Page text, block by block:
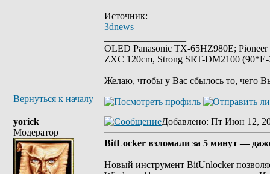
Источник:
3dnews
OLED Panasonic TX-65HZ980E;
ZXC 120cm, Strong SRT-DM2100
Желаю, чтобы у Вас сбылось то, чего
Вернуться к началу
yorick
Модератор
Добавлено: Пт Июн 12,
BitLocker взломали за 5 минут —
Новый инструмент BitUnlocker